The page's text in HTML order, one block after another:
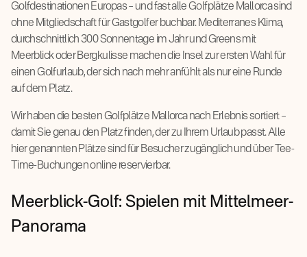
Golfdestinationen Europas – und fast alle Golfplätze Mallorca sind
ohne Mitgliedschaft für Gastgolfer buchbar. Mediterranes Klima,
durchschnittlich 300 Sonnentage im Jahr und Greens mit
Meerblick oder Bergkulisse machen die Insel zur ersten Wahl für
einen Golfurlaub, der sich nach mehr anfühlt als nur eine Runde
auf dem Platz.
Wir haben die besten Golfplätze Mallorca nach Erlebnis sortiert –
damit Sie genau den Platz finden, der zu Ihrem Urlaub passt. Alle
hier genannten Plätze sind für Besucher zugänglich und über Tee-
Time-Buchungen online reservierbar.
Meerblick-Golf: Spielen mit Mittelmeer-
Panorama